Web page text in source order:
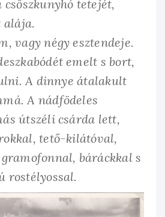
tetejét,
alája.
vagy négy esztendeje.
emelt s bort,
A dinnye átalakult
A nádfödeles
útszéli csárda lett,
tető-kilátóval,
báráckkal s
rostélyossal.